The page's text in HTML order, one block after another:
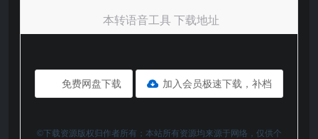
本转语音工具 下载地址
免费网盘下载 加入会员极速下载，补档
©下载资源版权归作者所有；本站所有资源均来源于网络，仅供个